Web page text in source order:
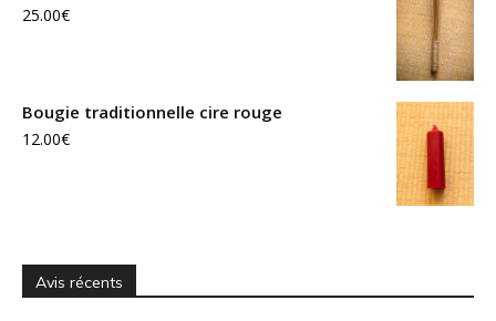
25.00€
Bougie traditionnelle cire rouge
12.00€
Avis récents